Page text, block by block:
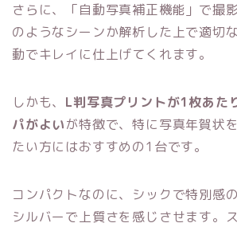
さらに、「自動写真補正機能」で撮
のようなシーンか解析した上で適切
動でキレイに仕上げてくれます。
しかも、 L判写真プリントが1枚あた
パがよいが特徴で、特に写真年賀状
たい方にはおすすめの1台です。
コンパクトなのに、シックで特別感
シルバーで上質さを感じさせます。